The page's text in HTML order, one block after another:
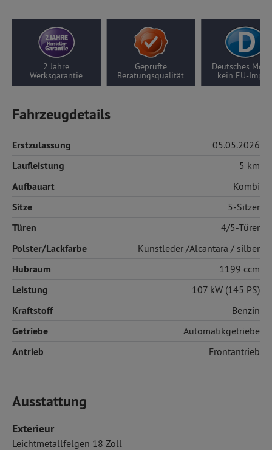
Deutsches Modell,
kein EU-Import
10 Jahre Motor-/
Getriebegarantie
Fahrzeugdetails
Erstzulassung 05.05.2026
Laufleistung 5 km
Aufbauart Kombi
Sitze 5-Sitzer
Türen 4/5-Türer
Polster/Lackfarbe Kunstleder /Alcantara / silber
Hubraum 1199 ccm
Leistung 107 kW (145 PS)
Kraftstoff Benzin
Getriebe Automatikgetriebe
Antrieb Frontantrieb
Ausstattung
Exterieur
Leichtmetallfelgen 18 Zoll